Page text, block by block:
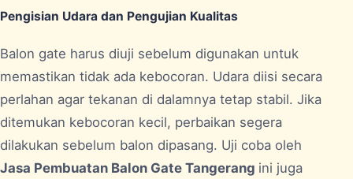
Pengisian Udara dan Pengujian Kualitas
Balon gate harus diuji sebelum digunakan untuk
memastikan tidak ada kebocoran. Udara diisi secara
perlahan agar tekanan di dalamnya tetap stabil. Jika
ditemukan kebocoran kecil, perbaikan segera
dilakukan sebelum balon dipasang. Uji coba oleh
Jasa Pembuatan Balon Gate Tangerang ini juga